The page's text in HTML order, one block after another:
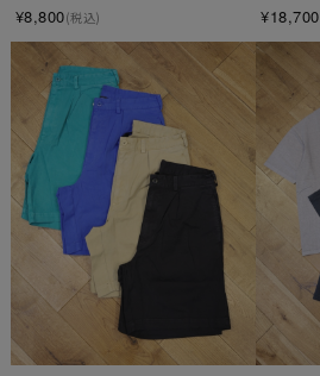
¥8,800(税込)
¥18,700